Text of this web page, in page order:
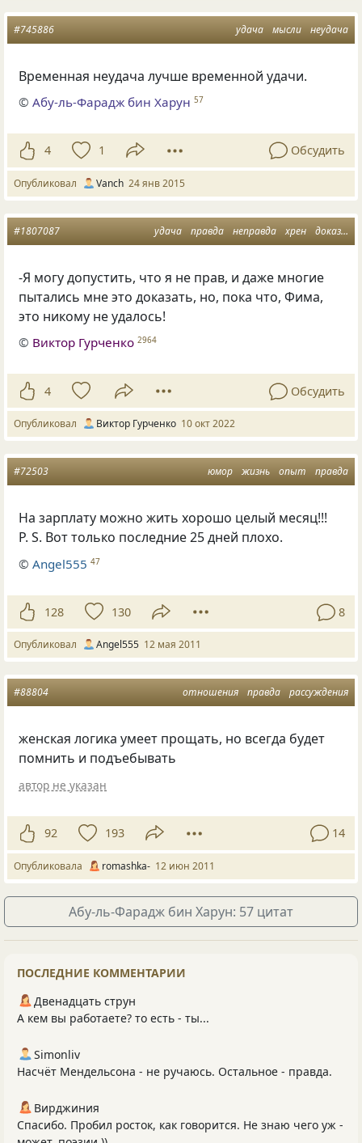
удача мысли неудача
#745886
Временная неудача лучше временной удачи.
©Абу-ль-Фарадж бин Харун 57
4 1 Обсудить
Опубликовал Vanch 24 янв 2015
удача правда неправда хрен доказать
#1807087
-Я могу допустить, что я не прав, и даже многие
пытались мне это доказать, но, пока что, Фима,
это никому не удалось!
© Виктор Гурченко 2964
4 Обсудить
Опубликовал Виктор Гурченко 10 окт 2022
юмор жизнь опыт правда
#72503
На зарплату можно жить хорошо целый месяц!!!
P. S. Вот только последние 25 дней плохо.
©Аngel555 47
128 130 8
Опубликовал Аngel555 12 мая 2011
отношения правда рассуждения
#88804
женская логика умеет прощать, но всегда будет
помнить и подъебывать
автор не указан
92 193 14
Опубликовала romashka- 12 июн 2011
Абу-ль-Фарадж бин Харун: 57 цитат
ПОСЛЕДНИЕ КОММЕНТАРИИ
Двенадцать струн
А кем вы работаете? то есть - ты...
Simonliv
Насчёт Мендельсона - не ручаюсь. Остальное - правда.
Вирджиния
Спасибо. Пробил росток, как говорится. Не знаю чего уж -